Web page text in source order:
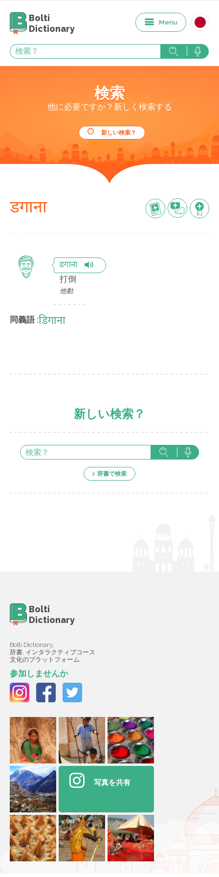
Bolti
Dictionary
Menu
検索
他に必要ですか？新しく検索する
新しい検索？
डगाना
डगाना
打倒
他動
同義語 :डिगाना
新しい検索？
辞書で検索
Bolti
Dictionary
Bolti Dictionary,
辞書, インタラクティブコース
文化のプラットフォーム
参加しませんか
写真を共有